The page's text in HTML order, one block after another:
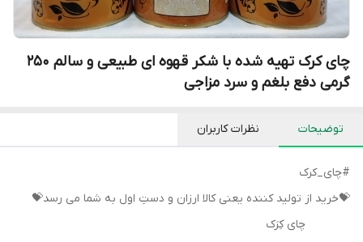
چای کرک تهیه شده با شکر قهوه ای طبیعی و سالم ۲۵۰
گرمی دفع بلغم و سرد مزاجی
توضیحات نظرات کاربران
#چای_کرک
💝خرید از تولید کننده یعنی کالا ارزان و دستِ اول به شما می رسد💝
چای کِرَک